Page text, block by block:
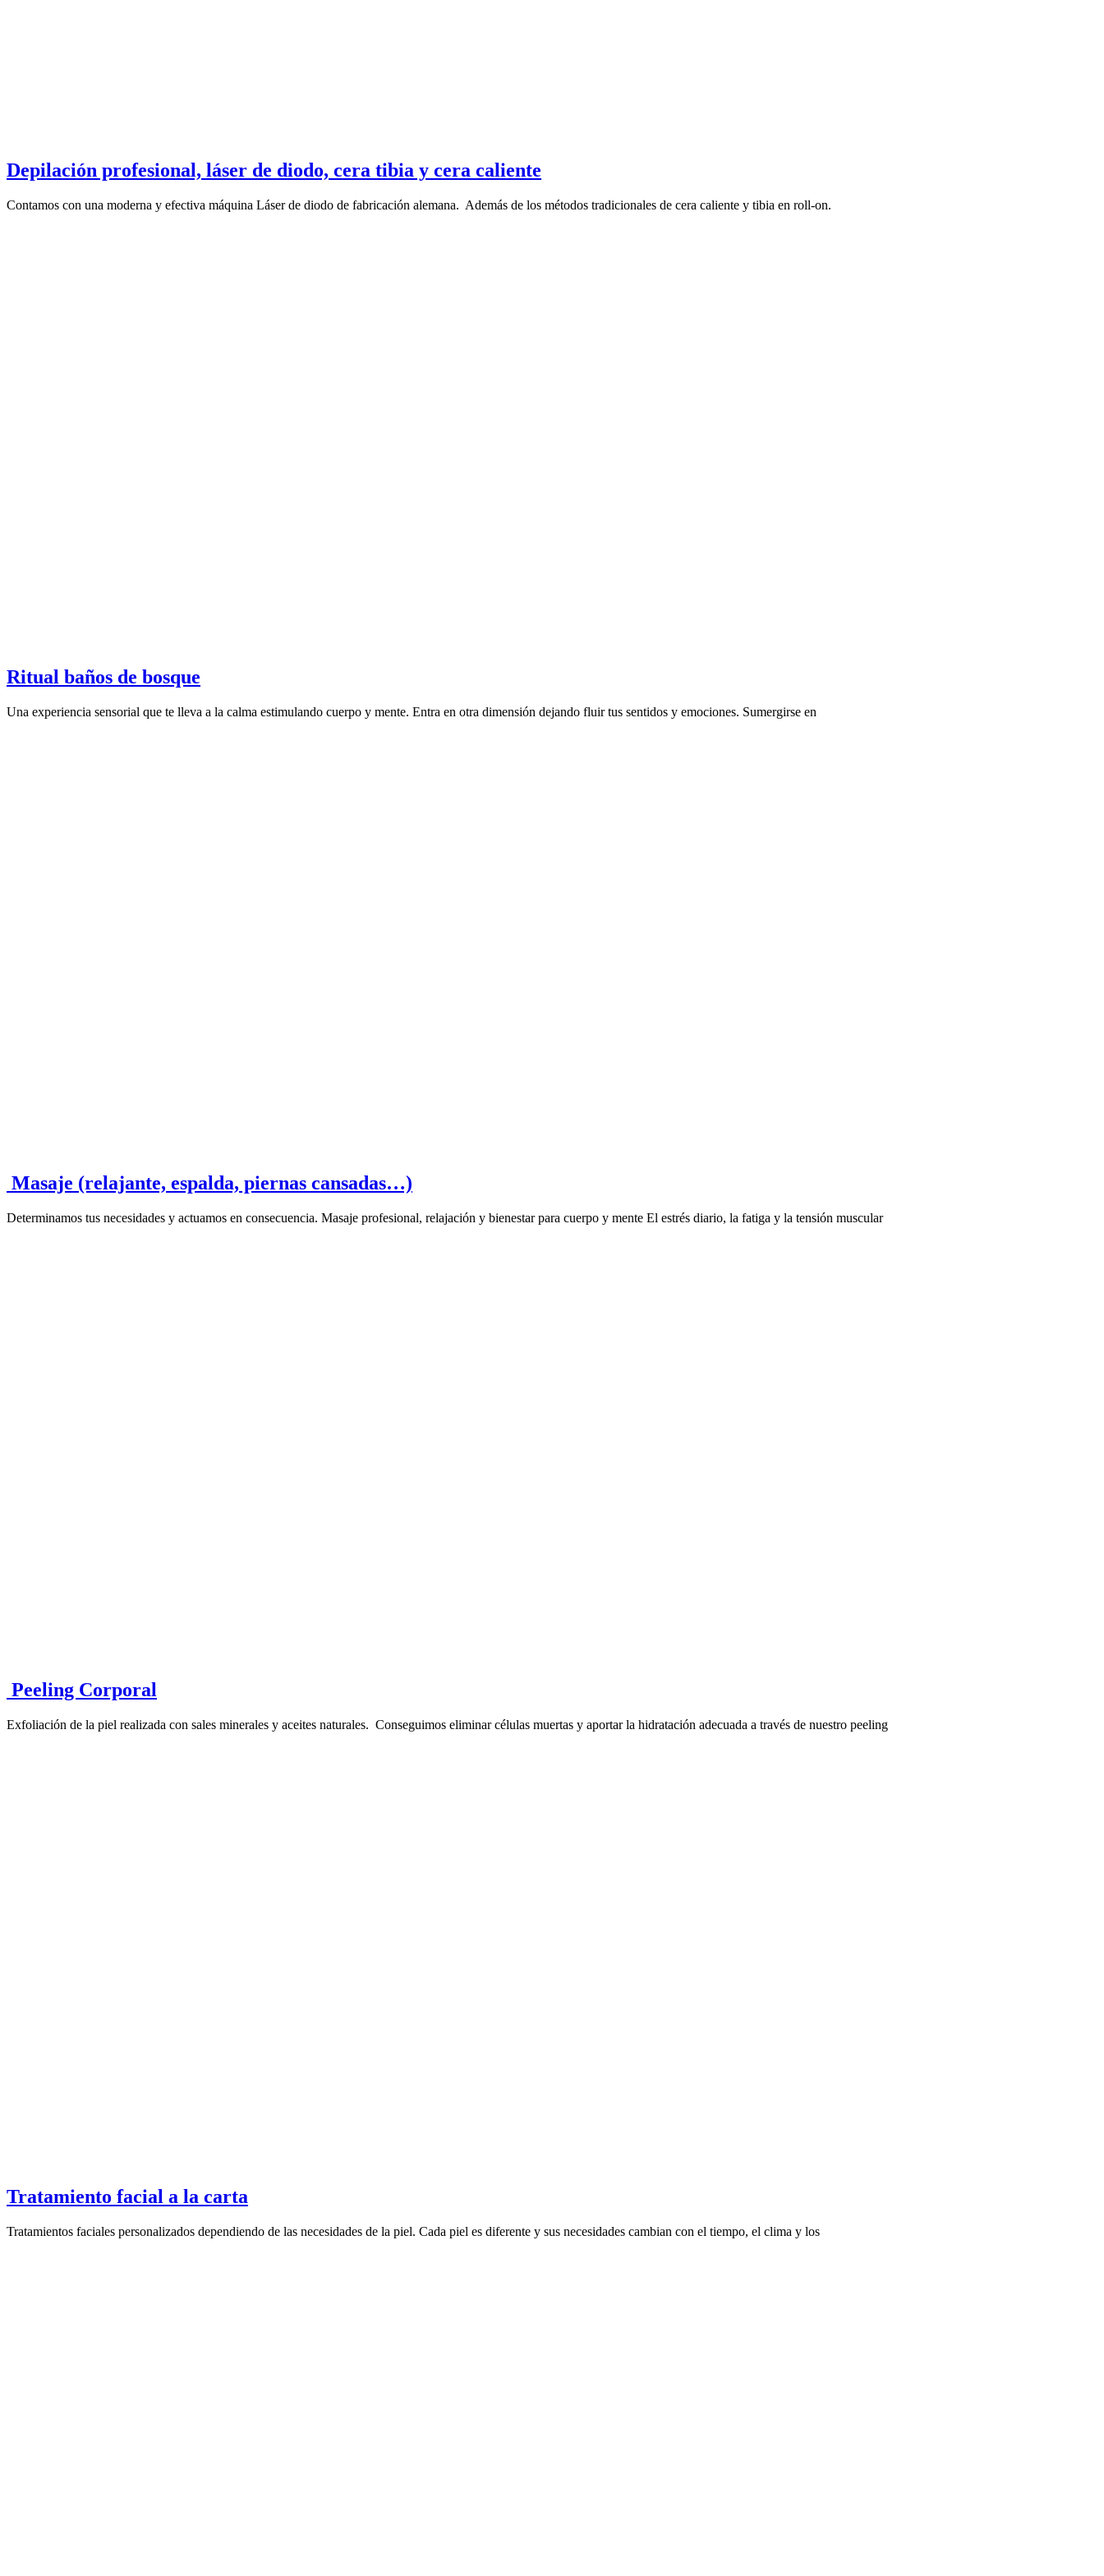
Depilación profesional, láser de diodo, cera tibia y cera caliente
Contamos con una moderna y efectiva máquina Láser de diodo de fabricación alemana. Además de los métodos tradicionales de cera caliente y tibia en roll-on.
Ritual baños de bosque
Una experiencia sensorial que te lleva a la calma estimulando cuerpo y mente. Entra en otra dimensión dejando fluir tus sentidos y emociones. Sumergirse en
Masaje (relajante, espalda, piernas cansadas…)
Determinamos tus necesidades y actuamos en consecuencia. Masaje profesional, relajación y bienestar para cuerpo y mente El estrés diario, la fatiga y la tensión muscular
Peeling Corporal
Exfoliación de la piel realizada con sales minerales y aceites naturales. Conseguimos eliminar células muertas y aportar la hidratación adecuada a través de nuestro peeling
Tratamiento facial a la carta
Tratamientos faciales personalizados dependiendo de las necesidades de la piel. Cada piel es diferente y sus necesidades cambian con el tiempo, el clima y los